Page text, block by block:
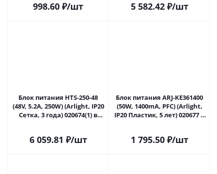
998.60 ₽/шт 5 582.42₽/шт
Блок питания HTS-250-48
(48V, 5.2A, 250W) (Arlight, IP20
Сетка, 3 года) 020674(1) в
6 059.81 ₽/шт
Блок питания ARJ-KE361400
(50W, 1400mA, PFC) (Arlight,
IP20 Пластик, 5 лет) 020677 в
1 795.50₽/шт